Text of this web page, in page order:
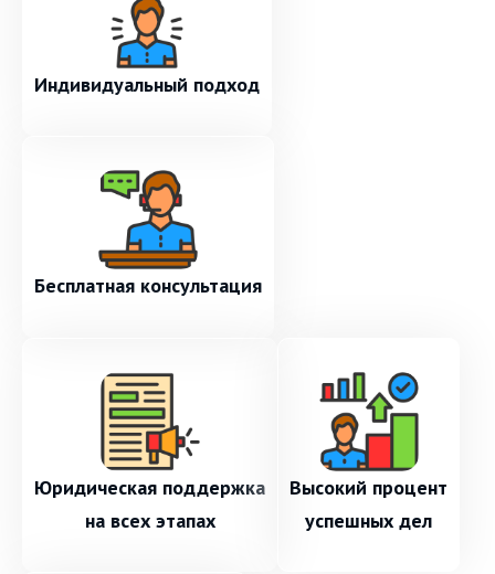
Индивидуальный подход
Бесплатная консультация
Юридическая поддержка
на всех этапах
Высокий процент
успешных дел